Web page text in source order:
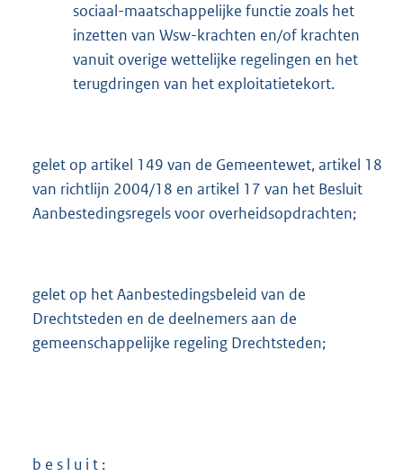
sociaal-maatschappelijke functie zoals het
inzetten van Wsw-krachten en/of krachten
vanuit overige wettelijke regelingen en het
terugdringen van het exploitatietekort.
gelet op artikel 149 van de Gemeentewet, artikel 18
van richtlijn 2004/18 en artikel 17 van het Besluit
Aanbestedingsregels voor overheidsopdrachten;
gelet op het Aanbestedingsbeleid van de
Drechtsteden en de deelnemers aan de
gemeenschappelijke regeling Drechtsteden;
b e s l u i t :